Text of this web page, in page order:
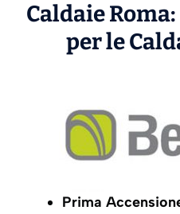
Caldaie
per le
Prima